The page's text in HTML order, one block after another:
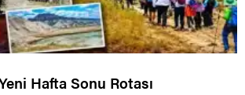
Hafta Sonu Rotası